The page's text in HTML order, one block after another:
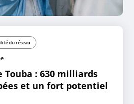
du réseau
Touba : 630 milliards
et un fort potentiel